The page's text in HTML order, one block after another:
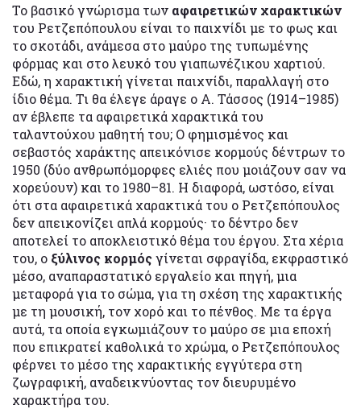
Το βασικό γνώρισμα των αφαιρετικών χαρακτικών
του Ρετζεπόπουλου είναι το παιχνίδι με το φως και
το σκοτάδι, ανάμεσα στο μαύρο της τυπωμένης
φόρμας και στο λευκό του γιαπωνέζικου χαρτιού.
Εδώ, η χαρακτική γίνεται παιχνίδι, παραλλαγή στο
ίδιο θέμα. Τι θα έλεγε άραγε ο Α. Τάσσος (1914–1985)
αν έβλεπε τα αφαιρετικά χαρακτικά του
ταλαντούχου μαθητή του; Ο φημισμένος και
σεβαστός χαράκτης απεικόνισε κορμούς δέντρων το
1950 (δύο ανθρωπόμορφες ελιές που μοιάζουν σαν να
χορεύουν) και το 1980–81. Η διαφορά, ωστόσο, είναι
ότι στα αφαιρετικά χαρακτικά του ο Ρετζεπόπουλος
δεν απεικονίζει απλά κορμούς· το δέντρο δεν
αποτελεί το αποκλειστικό θέμα του έργου. Στα χέρια
του, ο ξύλινος κορμόςγίνεται σφραγίδα, εκφραστικό
μέσο, αναπαραστατικό εργαλείο και πηγή, μια
μεταφορά για το σώμα, για τη σχέση της χαρακτικής
με τη μουσική, τον χορό και το πένθος. Με τα έργα
αυτά, τα οποία εγκωμιάζουν το μαύρο σε μια εποχή
που επικρατεί καθολικά το χρώμα, ο Ρετζεπόπουλος
φέρνει το μέσο της χαρακτικής εγγύτερα στη
ζωγραφική, αναδεικνύοντας τον διευρυμένο
χαρακτήρα του.